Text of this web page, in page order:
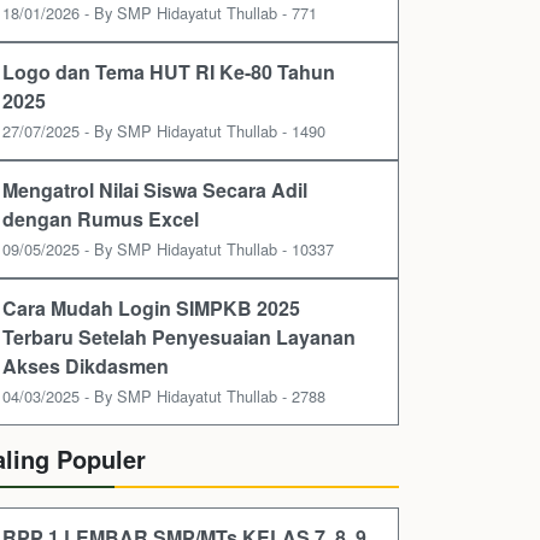
18/01/2026 - By SMP Hidayatut Thullab - 771
Logo dan Tema HUT RI Ke-80 Tahun
2025
27/07/2025 - By SMP Hidayatut Thullab - 1490
Mengatrol Nilai Siswa Secara Adil
dengan Rumus Excel
09/05/2025 - By SMP Hidayatut Thullab - 10337
Cara Mudah Login SIMPKB 2025
Terbaru Setelah Penyesuaian Layanan
Akses Dikdasmen
04/03/2025 - By SMP Hidayatut Thullab - 2788
Populer